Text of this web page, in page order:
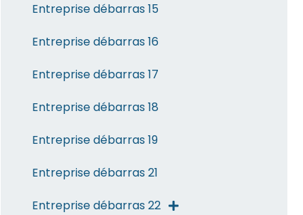
Entreprise débarras 15
Entreprise débarras 16
Entreprise débarras 17
Entreprise débarras 18
Entreprise débarras 19
Entreprise débarras 21
Entreprise débarras 22